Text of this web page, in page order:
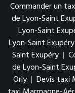
Commander un
de Lyon-Saint
Lyon-Saint
Lyon-Saint Exupéry
Saint Exupéry |
de Lyon-Saint
Orly | Devis taxi